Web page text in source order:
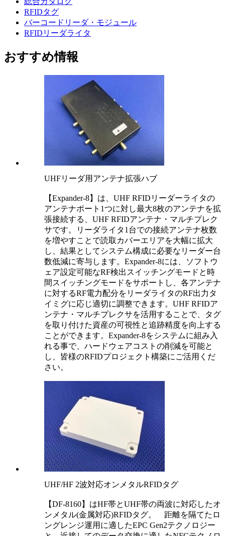
RFIDタグ
バーコードリーダ・モジュール
RFIDリーダライタ
おすすめ情報
UHFリーダ用アンテナ拡張ハブ
【Expander-8】は、UHF RFIDリーダーライタの
アンテナポート1つに対し最大8枚のアンテナを拡
張接続する、UHF RFIDアンテナ・マルチプレク
サです。リーダライタ1台での接続アンテナ枚数
を増やすことで読取カバーエリアを大幅に拡大
し、結果としてシステム構成に必要なリーダー台
数低減に寄与します。Expander-8には、ソフトウ
ェア設定可能なRF検出スイッチングモードと時
間スイッチングモードをサポートし、各アンテナ
に対するRF電力配分をリーダライタのRF出力タ
イミグに応じ適切に調整できます。UHF RFIDア
ンテナ・マルチプレクサを活用することで、タグ
を取り付けた資産の可視性と追跡精度を向上する
ことができます。Expander-8をシステムに組み入
れる事で、ハードウェアコストの削減を可能と
し、皆様のRFIDプロジェクト構築にご活用くだ
さい。
UHF/HF 2波対応オンメタルRFIDタグ
【DF-8160】はHF帯とUHF帯の両波に対応したオ
ンメタル(金属対応)RFIDタグ。 距離を隔てたロ
ングレンジ運用に適したEPC Gen2テクノロジー